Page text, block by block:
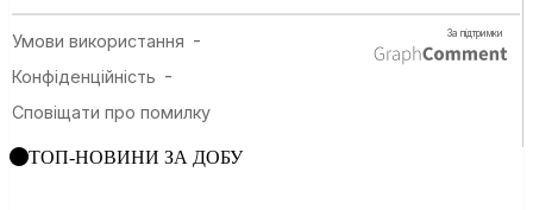
ТОП-НОВИНИ ЗА ДОБУ